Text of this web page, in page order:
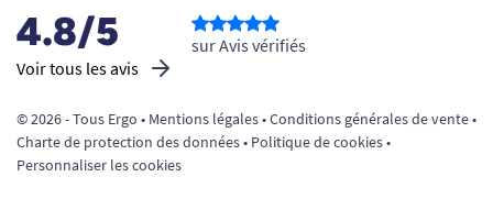
4.8/5
Voir tous les avis
sur Avis vérifiés
© 2026 - Tous Ergo • Mentions légales•Conditions générales de vente•
Charte de protection des données• Politique de cookies•
Personnaliser les cookies